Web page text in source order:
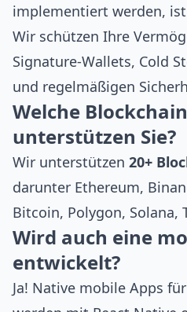
implementiert werden,
Wir schützen Ihre
Signature-Wallets, Cold
und regelmäßigen
Welche
unterstützen Sie?
Wir unterstützen 20+
darunter Ethereum,
Bitcoin, Polygon, Solana,
Wird auch eine
entwickelt?
Ja! Native mobile Apps für